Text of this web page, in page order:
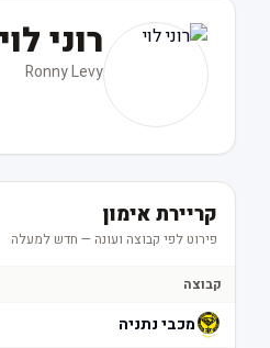
רוני לוי
Ronny Levy
קריירת אימון
פירוט לפי קבוצה ועונה — חדש למעלה
קבוצה
מכבי נתניה